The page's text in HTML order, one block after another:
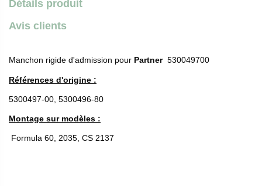
Détails produit
Avis clients
Manchon rigide d'admission pour Partner530049700
Références d'origine :
5300497-00, 5300496-80
Montage sur modèles :
Formula 60, 2035, CS 2137